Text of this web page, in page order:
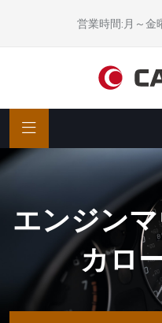
営業時間:月～
エンジン
カロ